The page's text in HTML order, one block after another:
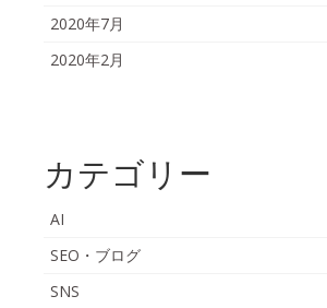
2020年7月
2020年2月
カテゴリー
AI
SEO・ブログ
SNS